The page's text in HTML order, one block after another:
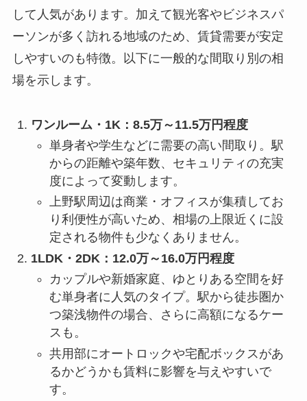
して人気があります。加えて観光客やビジネスパ
ーソンが多く訪れる地域のため、賃貸需要が安定
しやすいのも特徴。以下に一般的な間取り別の相
場を示します。
ワンルーム・1K：8.5万～11.5万円程度
単身者や学生などに需要の高い間取り。駅
からの距離や築年数、セキュリティの充実
度によって変動します。
上野駅周辺は商業・オフィスが集積してお
り利便性が高いため、相場の上限近くに設
定される物件も少なくありません。
1LDK・2DK：12.0万～16.0万円程度
カップルや新婚家庭、ゆとりある空間を好
む単身者に人気のタイプ。駅から徒歩圏か
つ築浅物件の場合、さらに高額になるケー
スも。
共用部にオートロックや宅配ボックスがあ
るかどうかも賃料に影響を与えやすいで
す。